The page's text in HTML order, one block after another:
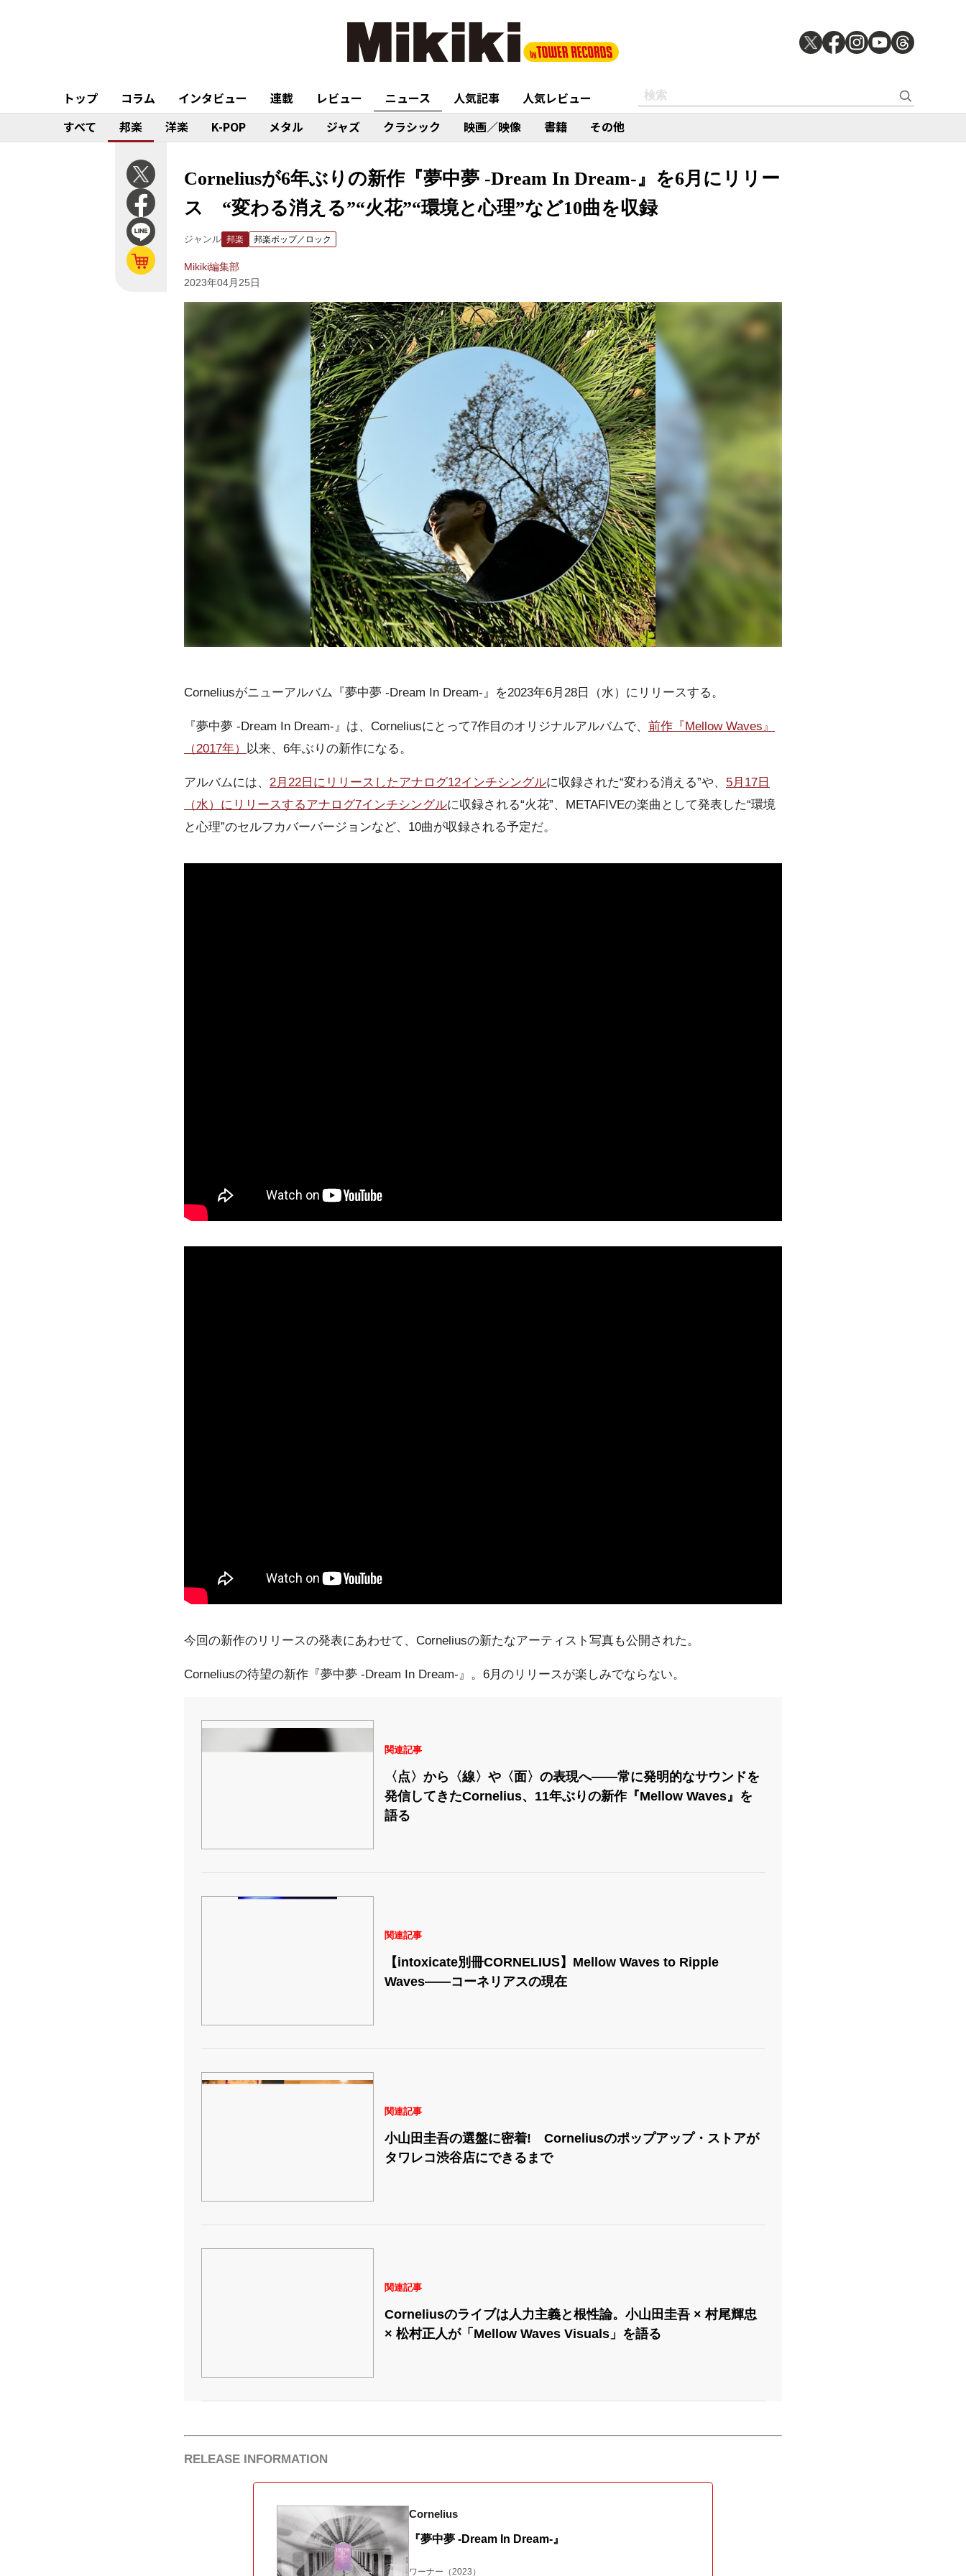
トップ コラム インタビュー 連載 レビュー ニュース 人気記事
人気レビュー
すべて
邦楽 洋楽 K-POP メタル ジャズ クラシック 映画／映像 書籍 その他
Corneliusが6年ぶりの新作『夢中夢 -Dream In Dream-』を6月にリリー
ス “変わる消える”“火花”“環境と心理”など10曲を収録
ジャンル 邦楽 邦楽ポップ／ロック
Mikiki編集部
2023年04月25日
Corneliusがニューアルバム『夢中夢 -Dream In Dream-』を2023年6月28日（水）にリリースする。
『夢中夢 -Dream In Dream-』は、Corneliusにとって7作目のオリジナルアルバムで、 前作『Mellow Waves』
（2017年） 以来、6年ぶりの新作になる。
アルバムには、 2月22日にリリースしたアナログ12インチシングルに収録された“変わる消える”や、 5月17日
（水）にリリースするアナログ7インチシングルに収録される“火花”、METAFIVEの楽曲として発表した“環境
と心理”のセルフカバーバージョンなど、10曲が収録される予定だ。
今回の新作のリリースの発表にあわせて、Corneliusの新たなアーティスト写真も公開された。
Corneliusの待望の新作『夢中夢 -Dream In Dream-』。6月のリリースが楽しみでならない。
関連記事
〈点〉から〈線〉や〈面〉の表現へ――常に発明的なサウンドを
発信してきたCornelius、11年ぶりの新作『Mellow Waves』を
語る
関連記事
【intoxicate別冊CORNELIUS】Mellow Waves to Ripple
Waves――コーネリアスの現在
関連記事
小山田圭吾の選盤に密着! Corneliusのポップアップ・ストアが
タワレコ渋谷店にできるまで
関連記事
Corneliusのライブは人力主義と根性論。小山田圭吾 × 村尾輝忠
× 松村正人が「Mellow Waves Visuals」を語る
RELEASE INFORMATION
Cornelius
『夢中夢 -Dream In Dream-』
ワーナー （2023）